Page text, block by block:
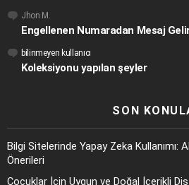
Jhon M.
Engellenen Numaradan Mesaj
bilinmeyen kullanıcı
Koleksiyonu yapılan şeyler
SON
Bilgi Sitelerinde Yapay Zeka Kullanımı:
Önerileri
Çocuklar İçin Uygun ve Doğal İçerikli